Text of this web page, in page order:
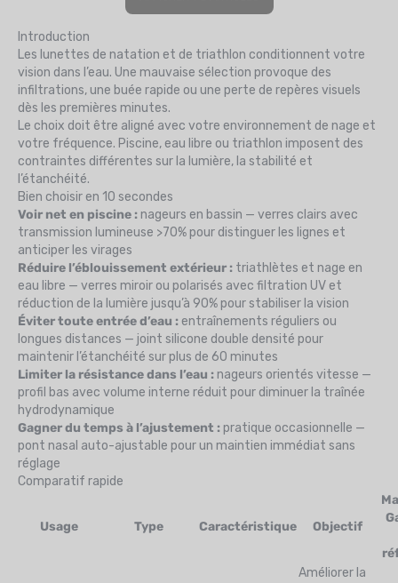
Introduction
Les lunettes de natation et de triathlon conditionnent votre
vision dans l’eau. Une mauvaise sélection provoque des
infiltrations, une buée rapide ou une perte de repères visuels
dès les premières minutes.
Le choix doit être aligné avec votre environnement de nage et
votre fréquence. Piscine, eau libre ou triathlon imposent des
contraintes différentes sur la lumière, la stabilité et
l’étanchéité.
Bien choisir en 10 secondes
Voir net en piscine : nageurs en bassin — verres clairs avec
transmission lumineuse >70% pour distinguer les lignes et
anticiper les virages
Réduire l’éblouissement extérieur : triathlètes et nage en
eau libre — verres miroir ou polarisés avec filtration UV et
réduction de la lumière jusqu’à 90% pour stabiliser la vision
Éviter toute entrée d’eau : entraînements réguliers ou
longues distances — joint silicone double densité pour
maintenir l’étanchéité sur plus de 60 minutes
Limiter la résistance dans l’eau : nageurs orientés vitesse —
profil bas avec volume interne réduit pour diminuer la traînée
hydrodynamique
Gagner du temps à l’ajustement : pratique occasionnelle —
pont nasal auto-ajustable pour un maintien immédiat sans
réglage
Comparatif rapide
Usage Type Caractéristique Objectif
Améliorer la